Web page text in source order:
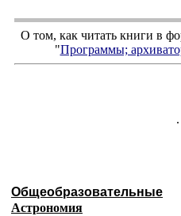
О том, как читать книги в
"Программы;
.
Общеобразовательные
Астрономия